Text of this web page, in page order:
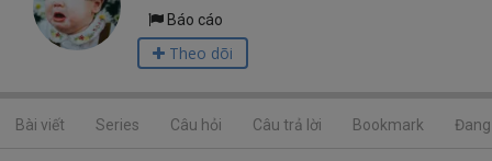
Báo cáo
Theo dõi
Bài viết Series Câu hỏi Câu trả lời Bookmark